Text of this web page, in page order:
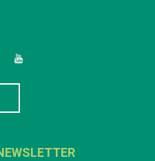
YouTube